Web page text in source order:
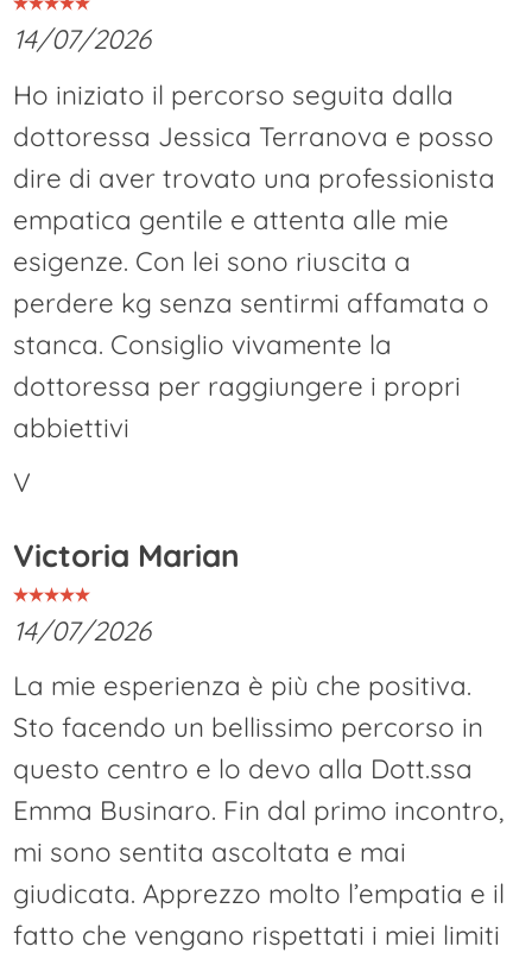
14/07/2026
Ho iniziato il percorso seguita dalla
dottoressa Jessica Terranova e posso
dire di aver trovato una professionista
empatica gentile e attenta alle mie
esigenze. Con lei sono riuscita a
perdere kg senza sentirmi affamata o
stanca. Consiglio vivamente la
dottoressa per raggiungere i propri
abbiettivi
V
Victoria Marian
14/07/2026
La mie esperienza è più che positiva.
Sto facendo un bellissimo percorso in
questo centro e lo devo alla Dott.ssa
Emma Businaro. Fin dal primo incontro,
mi sono sentita ascoltata e mai
giudicata. Apprezzo molto l’empatia e il
fatto che vengano rispettati i miei limiti